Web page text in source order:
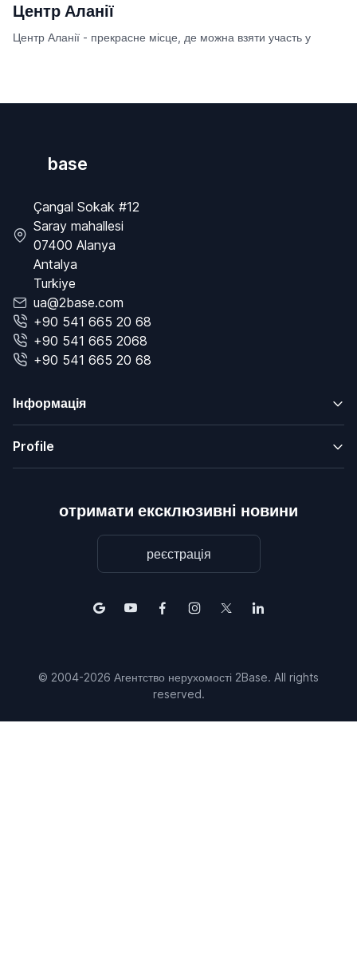
Центр Аланії
Центр Аланії - прекрасне місце, де можна взяти участь у
base
Çangal Sokak #12
Saray mahallesi
07400 Alanya
Antalya
Turkiye
ua@2base.com
+90 541 665 20 68
+90 541 665 2068
+90 541 665 20 68
Інформація
Profile
отримати ексклюзивні новини
реєстрація
© 2004-2026 Агентство нерухомості 2Base. All rights
reserved.